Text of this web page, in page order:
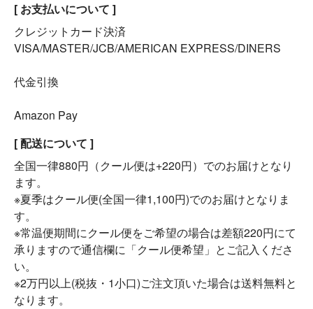
[ お支払いについて ]
クレジットカード決済
VISA/MASTER/JCB/AMERICAN EXPRESS/DINERS
代金引換
Amazon Pay
[ 配送について ]
全国一律880円（クール便は+220円）でのお届けとなり
ます。
※夏季はクール便(全国一律1,100円)でのお届けとなりま
す。
※常温便期間にクール便をご希望の場合は差額220円にて
承りますので通信欄に「クール便希望」とご記入くださ
い。
※2万円以上(税抜・1小口)ご注文頂いた場合は送料無料と
なります。